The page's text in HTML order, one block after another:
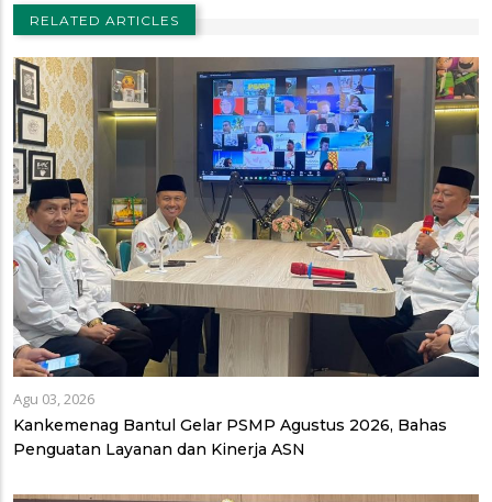
RELATED ARTICLES
Agu 03, 2026
Kankemenag Bantul Gelar PSMP Agustus 2026, Bahas
Penguatan Layanan dan Kinerja ASN